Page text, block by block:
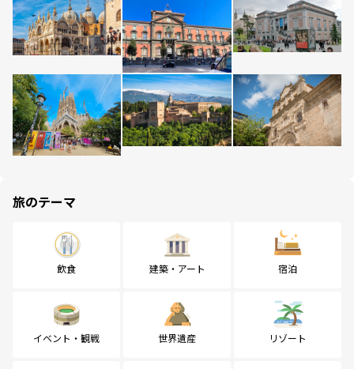
旅のテーマ
飲食 建築・アート 宿泊
イベント・観戦 世界遺産 リゾート